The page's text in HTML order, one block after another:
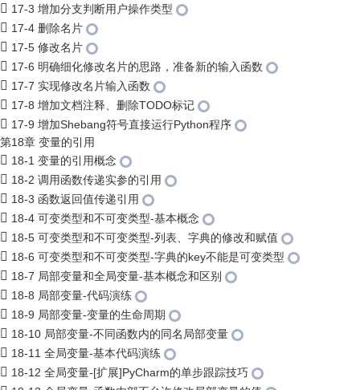
17-3 增加分支判断用户操作类型
17-4 删除名片
17-5 修改名片
17-6 明确细化修改名片的思路，准备新的输入函数
17-7 实现修改名片输入函数
17-8 增加文档注释、删除TODO标记
17-9 增加Shebang符号直接运行Python程序
第18章 变量的引用
18-1 变量的引用概念
18-2 调用函数传递实参的引用
18-3 函数返回值传递引用
18-4 可变类型和不可变类型-基本概念
18-5 可变类型和不可变类型-列表、字典的修改和赋值
18-6 可变类型和不可变类型-字典的key不能是可变类型
18-7 局部变量和全局变量-基本概念和区别
18-8 局部变量-代码演练
18-9 局部变量-变量的生命周期
18-10 局部变量-不同函数内的同名局部变量
18-11 全局变量-基本代码演练
18-12 全局变量-[扩展]PyCharm的单步跟踪技巧